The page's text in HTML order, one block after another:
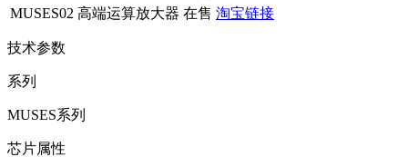
MUSES02 高端运算放大器 在售 淘宝链接
技术参数
系列
MUSES系列
芯片属性